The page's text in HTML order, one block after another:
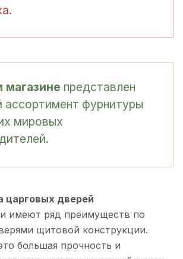
представлен
ассортимент фурнитуры
мировых
царговых дверей
имеют ряд преимуществ по
щитовой конструкции.
большая прочность и